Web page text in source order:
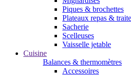
Piques & brochettes
Plateaux repas &
Sacherie
Scelleuses
Vaisselle jetable
Cuisine
Balances & thermomètres
Accessoires